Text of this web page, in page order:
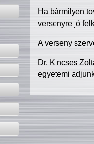
Ha bármilyen
versenyre jó
A verseny
Dr. Kincses
egyetemi